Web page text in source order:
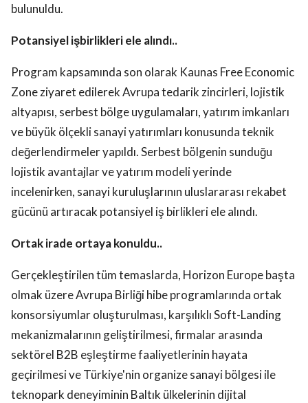
bulunuldu.
Potansiyel işbirlikleri ele alındı..
Program kapsamında son olarak Kaunas Free Economic
Zone ziyaret edilerek Avrupa tedarik zincirleri, lojistik
altyapısı, serbest bölge uygulamaları, yatırım imkanları
ve büyük ölçekli sanayi yatırımları konusunda teknik
değerlendirmeler yapıldı. Serbest bölgenin sunduğu
lojistik avantajlar ve yatırım modeli yerinde
incelenirken, sanayi kuruluşlarının uluslararası rekabet
gücünü artıracak potansiyel iş birlikleri ele alındı.
Ortak irade ortaya konuldu..
Gerçekleştirilen tüm temaslarda, Horizon Europe başta
olmak üzere Avrupa Birliği hibe programlarında ortak
konsorsiyumlar oluşturulması, karşılıklı Soft-Landing
mekanizmalarının geliştirilmesi, firmalar arasında
sektörel B2B eşleştirme faaliyetlerinin hayata
geçirilmesi ve Türkiye'nin organize sanayi bölgesi ile
teknopark deneyiminin Baltık ülkelerinin dijital